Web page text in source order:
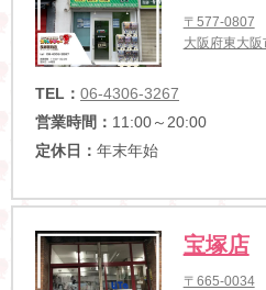
〒577-0807
大阪府東大
TEL： 06-4306-3267
営業時間： 11:00～20:00
定休日： 年末年始
宝塚店
〒665-0034